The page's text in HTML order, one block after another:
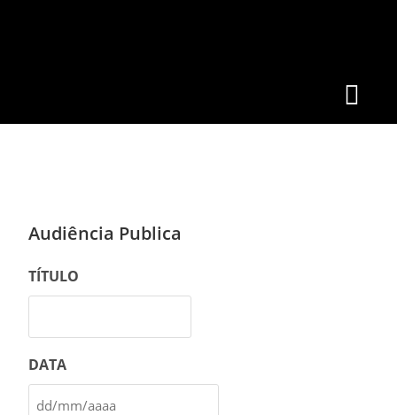
Audiência Publica
TÍTULO
DATA